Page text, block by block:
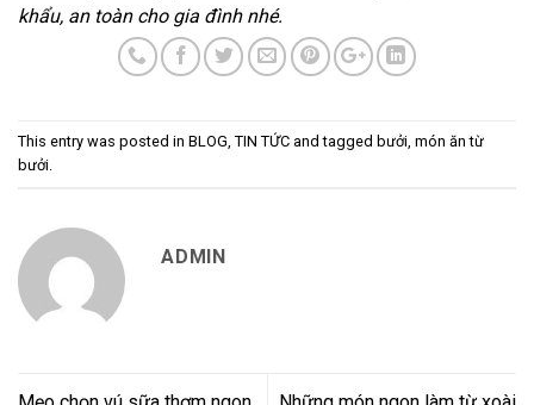
khẩu, an toàn cho gia đình nhé.
This entry was posted in BLOG TIN TỨC and tagged bưởi món ăn từ
bưởi
ADMIN